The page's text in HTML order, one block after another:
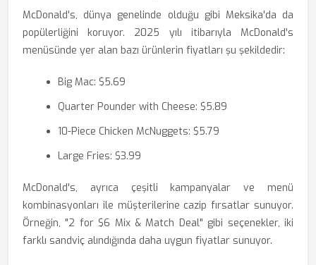
McDonald's, dünya genelinde olduğu gibi Meksika'da da
popülerliğini koruyor. 2025 yılı itibarıyla McDonald's
menüsünde yer alan bazı ürünlerin fiyatları şu şekildedir:
Big Mac: $5.69
Quarter Pounder with Cheese: $5.89
10-Piece Chicken McNuggets: $5.79
Large Fries: $3.99
McDonald's, ayrıca çeşitli kampanyalar ve menü
kombinasyonları ile müşterilerine cazip fırsatlar sunuyor.
Örneğin, "2 for $6 Mix & Match Deal" gibi seçenekler, iki
farklı sandviç alındığında daha uygun fiyatlar sunuyor.